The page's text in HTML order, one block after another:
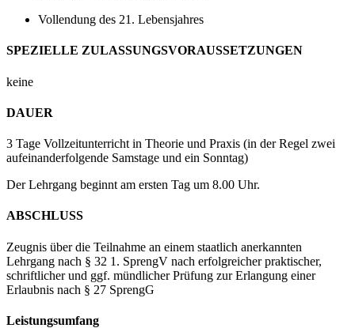
Vollendung des 21. Lebensjahres
SPEZIELLE ZULASSUNGSVORAUSSETZUNGEN
keine
DAUER
3 Tage Vollzeitunterricht in Theorie und Praxis (in der Regel zwei
aufeinanderfolgende Samstage und ein Sonntag)
Der Lehrgang beginnt am ersten Tag um 8.00 Uhr.
ABSCHLUSS
Zeugnis über die Teilnahme an einem staatlich anerkannten
Lehrgang nach § 32 1. SprengV nach erfolgreicher praktischer,
schriftlicher und ggf. mündlicher Prüfung zur Erlangung einer
Erlaubnis nach § 27 SprengG
Leistungsumfang